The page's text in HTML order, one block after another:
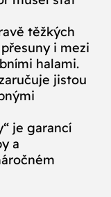
těžkých
i mezi
halami.
jistou
je garancí
a